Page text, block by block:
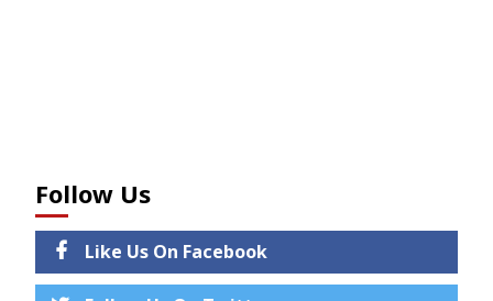
Follow Us
Like Us On Facebook